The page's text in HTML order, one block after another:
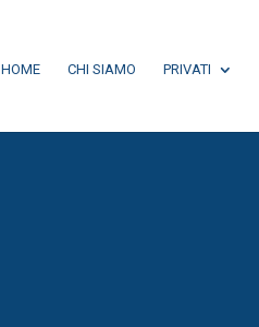
HOME CHI SIAMO PRIVATI